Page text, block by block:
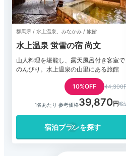
群馬県 / 水上温泉、みなかみ / 旅館
水上温泉 蛍雪の宿 尚文
山人料理を堪能し、露天風呂付き客室で
のんびり。水上温泉の山里にある旅館
10%OFF 44,300
1名あたり 参考価格39,870
宿泊プランを探す